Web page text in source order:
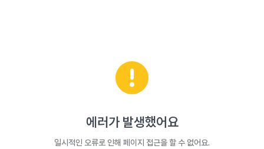
에러가 발생했어요
일시적인 오류로 인해 페이지 접근을 할 수 없어요.